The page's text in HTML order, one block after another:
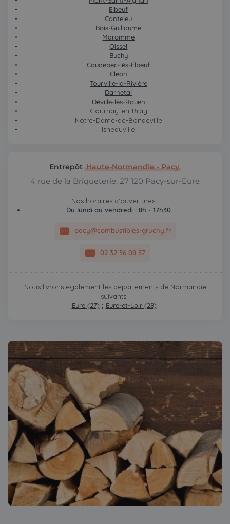
Elbeuf
Canteleu
Bois-Guillaume
Maromme
Oissel
Buchy
Caudebec-lès-Elbeuf
Cleon
Tourville-la-Rivière
Darnetal
Déville-lès-Rouen
Gournay-en-Bray
Notre-Dame-de-Bondeville
Isneauville
Entrepôt Haute-Normandie - Pacy
4 rue de la Briqueterie, 27 120 Pacy-sur-Eure
Nos horaires d’ouvertures :
Du lundi au vendredi : 8h - 17h30
pacy@combustibles-gruchy.fr
02 32 36 08 57
Nous livrons également les départements de Normandie
suivants :
Eure (27) ; Eure-et-Loir (28)